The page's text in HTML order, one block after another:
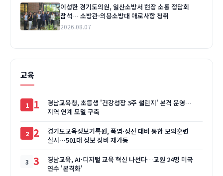
이성한 경기도의원, 일산소방서 현장 소통 정담회
참석… 소방관·의용소방대 애로사항 청취
2026.08.07
교육
1
경남교육청, 초등생 '건강성장 3주 챌린지' 본격 운영…
지역 연계 모델 구축
2
경기도교육정보기록원, 폭염·정전 대비 통합 모의훈련
실시…501대 정보 장비 재가동
3
경남교육, AI·디지털 교육 혁신 나선다…교원 24명 미국
연수 '본격화'